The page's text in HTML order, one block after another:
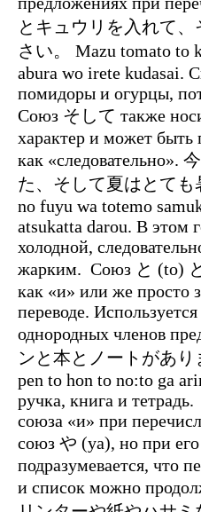
とキュウリを入れて
さい。 Mazu tomato to
abura wo irete kudasai.
помидоры и огурцы,
Союз そして также
характер и может быть
как «следовательно».
た、そして夏はとても
no fuyu wa totemo
atsukatta darou. В этом
холодной,
жарким. Союз と (to)
как «и» или же просто
переводе.
однородных членов
ンと本とノートがあり
pen to hon to no:to ga
ручка, книга и тетрадь.
союза «и» при
союз や (ya), но при
подразумевается, что
и список можно